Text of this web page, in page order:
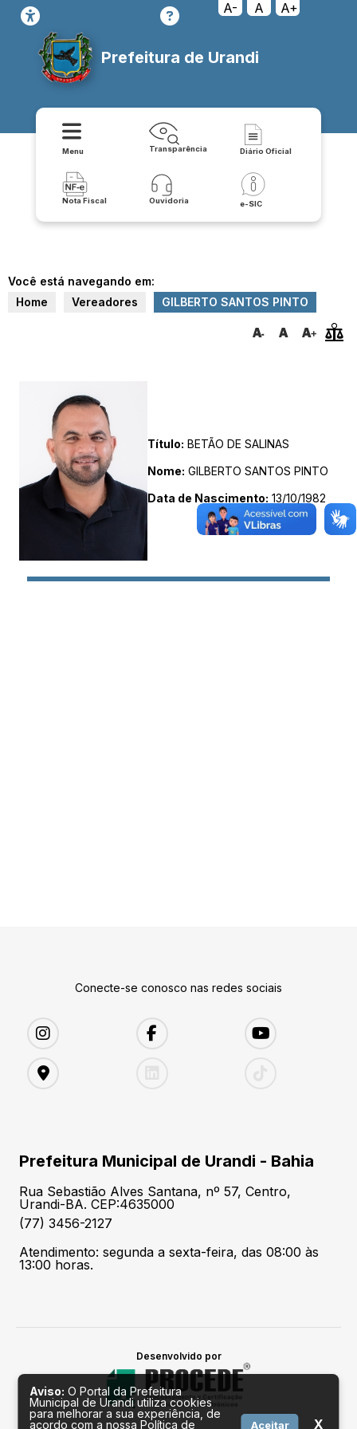
A- A A+
Prefeitura de Urandi
Menu Transparência Diário Oficial
Nota Fiscal Ouvidoria e-SIC
Você está navegando em:
Home
Vereadores GILBERTO SANTOS PINTO
Título: BETÃO DE SALINAS
Nome: GILBERTO SANTOS PINTO
Data de Nascimento: 13/10/1982
Conecte-se conosco nas redes sociais
Prefeitura Municipal de Urandi - Bahia
Rua Sebastião Alves Santana, nº 57, Centro,
Urandi-BA. CEP:4635000
(77) 3456-2127
Atendimento: segunda a sexta-feira, das 08:00 às
13:00 horas.
Desenvolvido por
Aviso: O Portal da Prefeitura
Municipal de Urandi utiliza cookies
para melhorar a sua experiência, de
acordo com a nossa Política de
Aceitar X